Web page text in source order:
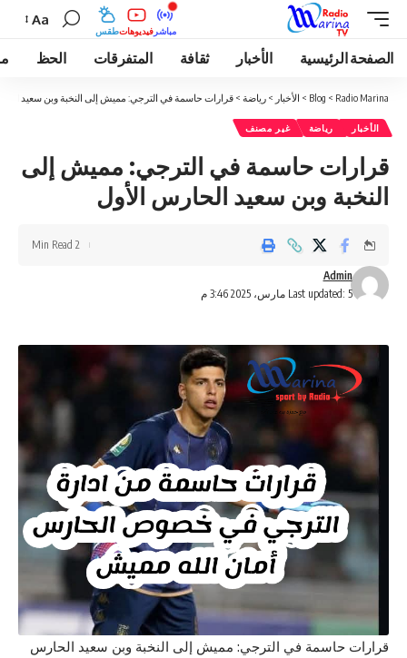
طقسفيديوهات مباشر
Aa
الصفحة الرئيسية الأخبار ثقافة المتفرقات الحظ
Radio Marina
>
Blog
> الأخبار > رياضة > قرارات حاسمة في الترجي: مميش إلى النخبة وبن سعيد
الأخبار رياضة غير مصنف
قرارات حاسمة في الترجي: مميش إلى
النخبة وبن سعيد الحارس الأول
Last updated: 5 مارس، 2025 3:46 م
Admin
2 Min Read
قرارات حاسمة في الترجي: مميش إلى النخبة وبن سعيد الحارس